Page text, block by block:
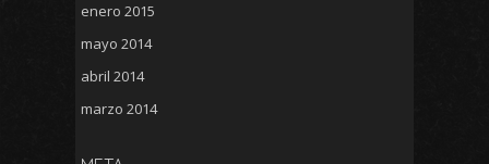
enero 2015
mayo 2014
abril 2014
marzo 2014